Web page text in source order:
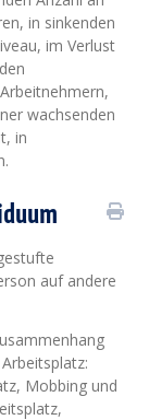
in sinkenden
im Verlust
wachsenden
in
auf andere
Mobbing und